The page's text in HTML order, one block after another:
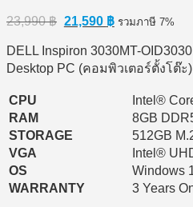
23,990฿ Original
price
was:
23,990 ฿.
21,590 ฿Current
price
is:
21,590 ฿.
รวมภาษี 7%
DELL Inspiron 3030MT-
Desktop PC (คอมพิวเตอร์ตั้งโต๊ะ)
CPU
Intel®
RAM
8GB
STORAGE
512GB
VGA
Intel®
OS
Windows
WARRANTY
3 Years